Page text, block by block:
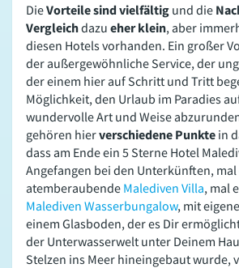
DieVorteile sind vielfältig und die
Vergleichdazu eher klein, aber
diesen Hotels vorhanden. Ein großer
der außergewöhnliche Service, der
der einem hier auf Schritt und Tritt
Möglichkeit, den Urlaub im Paradies
wundervolle Art und Weise
gehören hierverschiedene Punkte in
dass am Ende ein 5 Sterne Hotel
Angefangen bei den Unterkünften,
atemberaubende Malediven Villa, mal
Malediven Wasserbungalow, mit
einem Glasboden, der es Dir
der Unterwasserwelt unter Deinem
Stelzen ins Meer hineingebaut wurde,